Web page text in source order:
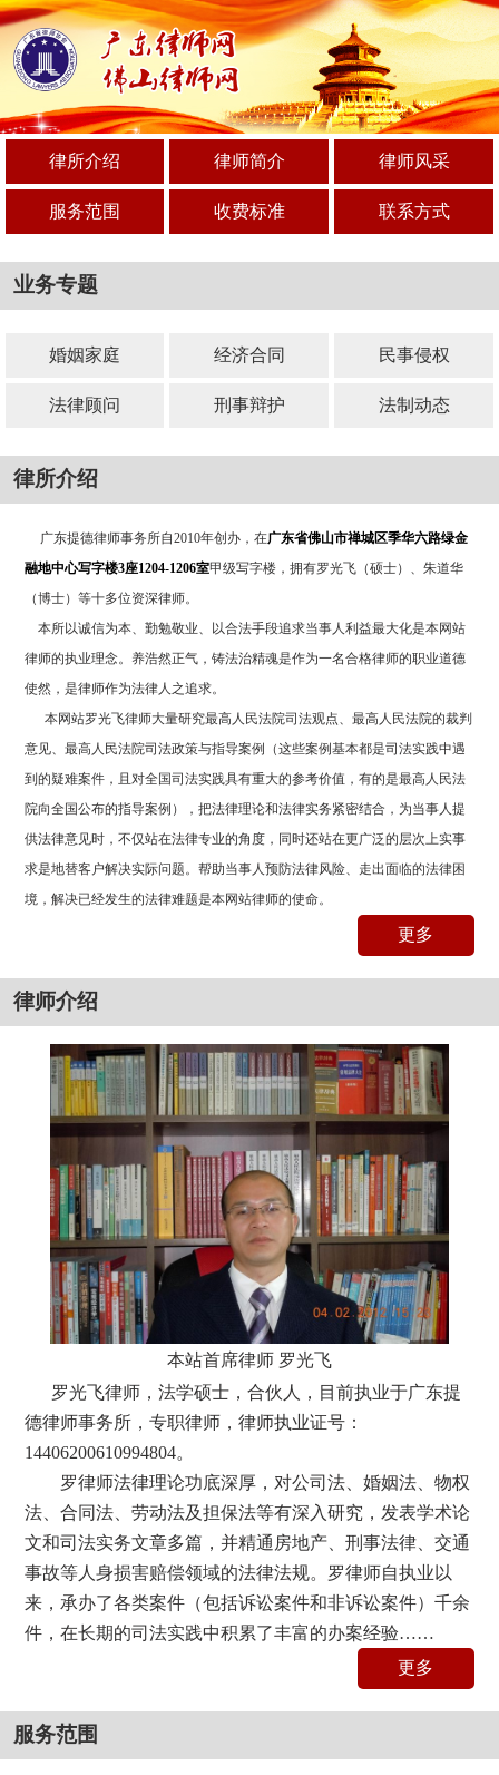
律所介绍 律师简介 律师风采
服务范围 收费标准 联系方式
业务专题
婚姻家庭 经济合同 民事侵权
法律顾问 刑事辩护 法制动态
律所介绍
广东提德律师事务所自2010年创办，在广东省佛山市禅城区季华六路绿金
融地中心写字楼3座1204-1206室甲级写字楼，拥有罗光飞（硕士）、朱道华
（博士）等十多位资深律师。
本所以诚信为本、勤勉敬业、以合法手段追求当事人利益最大化是本网站
律师的执业理念。养浩然正气，铸法治精魂是作为一名合格律师的职业道德
使然，是律师作为法律人之追求。
本网站罗光飞律师大量研究最高人民法院司法观点、最高人民法院的裁判
意见、最高人民法院司法政策与指导案例（这些案例基本都是司法实践中遇
到的疑难案件，且对全国司法实践具有重大的参考价值，有的是最高人民法
院向全国公布的指导案例），把法律理论和法律实务紧密结合，为当事人提
供法律意见时，不仅站在法律专业的角度，同时还站在更广泛的层次上实事
求是地替客户解决实际问题。帮助当事人预防法律风险、走出面临的法律困
境，解决已经发生的法律难题是本网站律师的使命。
更多
律师介绍
本站首席律师 罗光飞
罗光飞律师，法学硕士，合伙人，目前执业于广东提
德律师事务所，专职律师，律师执业证号：
14406200610994804。
罗律师法律理论功底深厚，对公司法、婚姻法、物权
法、合同法、劳动法及担保法等有深入研究，发表学术论
文和司法实务文章多篇，并精通房地产、刑事法律、交通
事故等人身损害赔偿领域的法律法规。罗律师自执业以
来，承办了各类案件（包括诉讼案件和非诉讼案件）千余
件，在长期的司法实践中积累了丰富的办案经验……
更多
服务范围